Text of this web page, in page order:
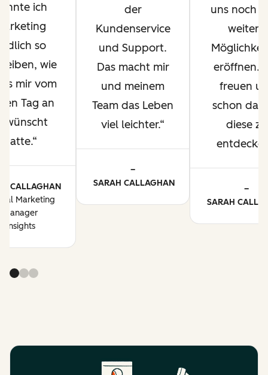
ich
so
wie
mir vom
Tag an
hatte.
CALLAGHAN
Marketing
Manager
Insights
der
Kundenservice
und Support.
Das macht mir
und meinem
Team das Leben
viel leichter.
–
SARAH CALLAGHAN
uns noch
weitere
eröffnen.
freuen
schon
diese zu
–
SARAH